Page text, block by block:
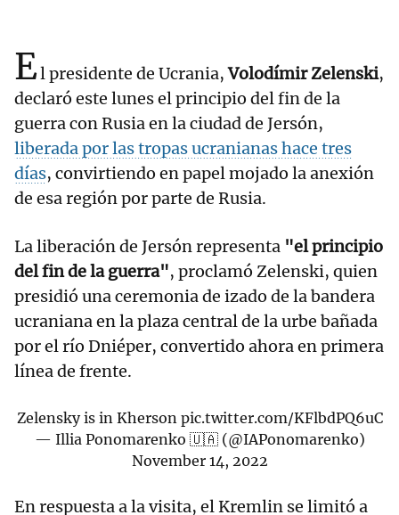
El presidente de Ucrania,Volodímir Zelenski,
declaró este lunes el principio del fin de la
guerra con Rusia en la ciudad de Jersón,
liberada por las tropas ucranianas hace tres
días, convirtiendo en papel mojado la anexión
de esa región por parte de Rusia.
La liberación de Jersón representa "el principio
del fin de la guerra", proclamó Zelenski, quien
presidió una ceremonia de izado de la bandera
ucraniana en la plaza central de la urbe bañada
por el río Dniéper, convertido ahora en primera
línea de frente.
Zelensky is in Kherson pic.twitter.com/KFlbdPQ6uC
— Illia Ponomarenko 🇺🇦 (@IAPonomarenko)
November 14, 2022
En respuesta a la visita, el Kremlin se limitó a